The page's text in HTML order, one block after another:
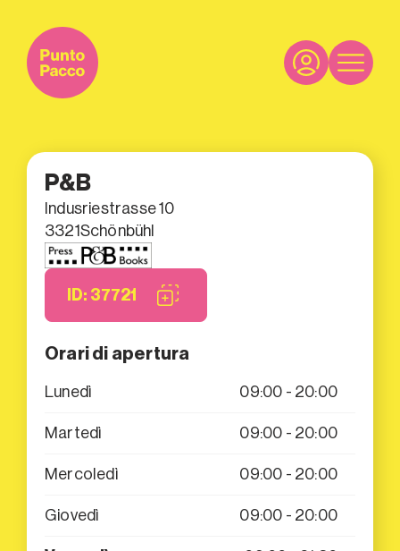
P&B
Indusriestrasse 10
3321Schönbühl
ID: 37721
Orari di apertura
Lunedì 09:00 - 20:00
Martedì 09:00 - 20:00
Mercoledì 09:00 - 20:00
Giovedì 09:00 - 20:00